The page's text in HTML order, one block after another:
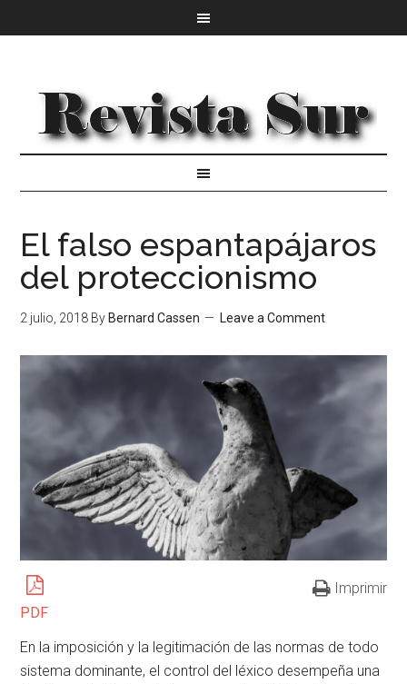
El falso espantapájaros
del proteccionismo
2 julio, 2018 By Bernard Cassen Leave a Comment
PDF
Imprimir
En la imposición y la legitimación de las normas de todo
sistema dominante, el control del léxico desempeña una